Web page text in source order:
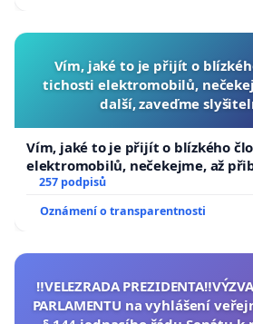
Vím, jaké to je přijít o
tichosti elektromobilů,
další, zaveďme
Vím, jaké to je přijít o blízkého
elektromobilů, nečekejme, až
zaveďme slyšitelná auta!
257 podpisů
Oznámení o transparentnosti
‼️VELEZRADA
PARLAMENTU na vyhlášení